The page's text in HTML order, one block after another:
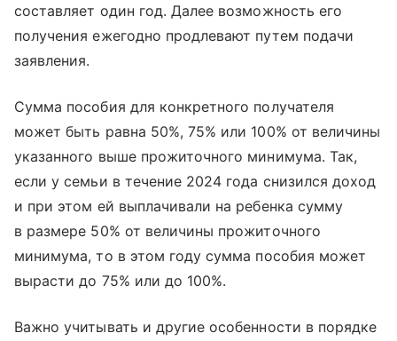
составляет один год. Далее возможность его
получения ежегодно продлевают путем подачи
заявления.
Сумма пособия для конкретного получателя
может быть равна 50%, 75% или 100% от величины
указанного выше прожиточного минимума. Так,
если у семьи в течение 2024 года снизился доход
и при этом ей выплачивали на ребенка сумму
в размере 50% от величины прожиточного
минимума, то в этом году сумма пособия может
вырасти до 75% или до 100%.
Важно учитывать и другие особенности в порядке